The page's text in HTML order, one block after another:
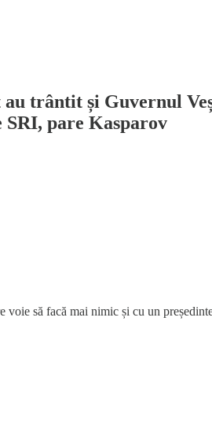
trântit și Guvernul
SRI, pare Kasparov
să facă mai nimic și cu un